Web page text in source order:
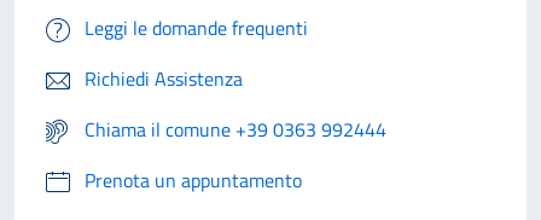
Leggi le domande frequenti
Richiedi Assistenza
Chiama il comune +39 0363 992444
Prenota un appuntamento